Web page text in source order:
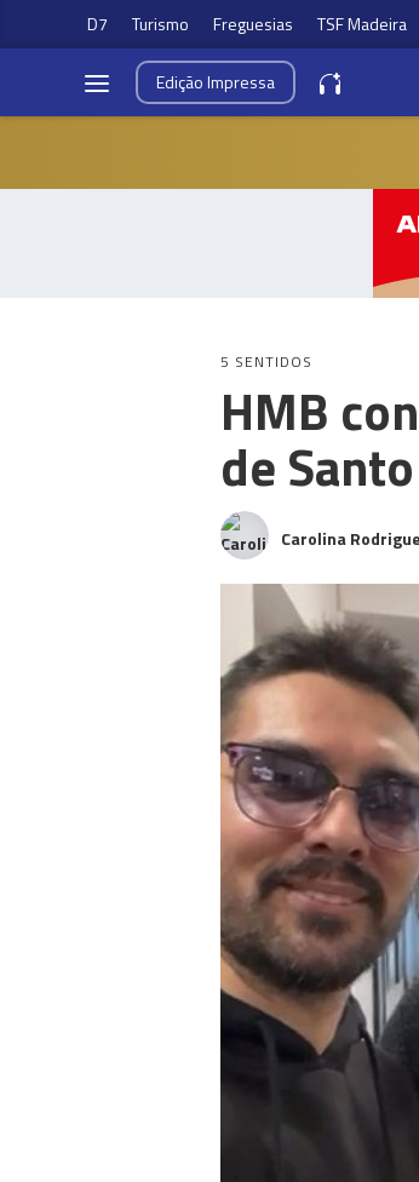
D7 Turismo Freguesias TSF Madeira
EdiçãoImpressa
5 SENTIDOS
HMB
de
Carolina